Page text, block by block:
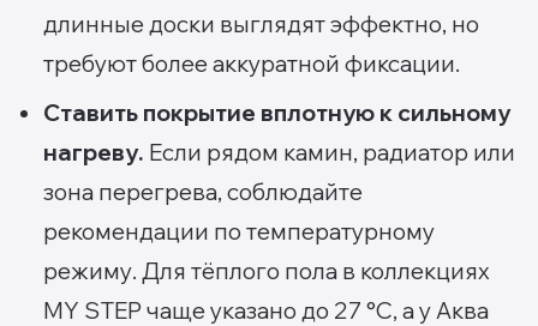
длинные доски выглядят эффектно, но
требуют более аккуратной фиксации.
Ставить покрытие вплотную к сильному
нагреву. Если рядом камин, радиатор или
зона перегрева, соблюдайте
рекомендации по температурному
режиму. Для тёплого пола в коллекциях
MY STEP чаще указано до 27 °C, а у Аква